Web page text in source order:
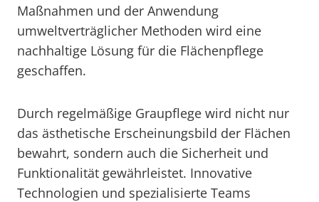
Maßnahmen und der Anwendung
umweltverträglicher Methoden wird eine
nachhaltige Lösung für die Flächenpflege
geschaffen.
Durch regelmäßige Graupflege wird nicht nur
das ästhetische Erscheinungsbild der Flächen
bewahrt, sondern auch die Sicherheit und
Funktionalität gewährleistet. Innovative
Technologien und spezialisierte Teams